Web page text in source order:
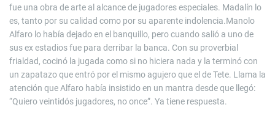
fue una obra de arte al alcance de jugadores especiales. Madalín lo
es, tanto por su calidad como por su aparente indolencia.Manolo
Alfaro lo había dejado en el banquillo, pero cuando salió a uno de
sus ex estadios fue para derribar la banca. Con su proverbial
frialdad, cocinó la jugada como si no hiciera nada y la terminó con
un zapatazo que entró por el mismo agujero que el de Tete. Llama la
atención que Alfaro había insistido en un mantra desde que llegó:
“Quiero veintidós jugadores, no once”. Ya tiene respuesta.